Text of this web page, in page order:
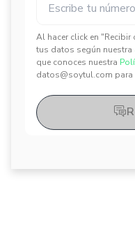
Al hacer click en "Recibir
tus datos según nuestra
que conoces nuestra
datos@soytul.com